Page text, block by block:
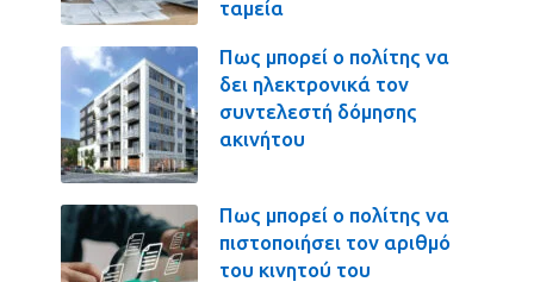
ταμεία
Πως μπορεί ο πολίτης να
δει ηλεκτρονικά τον
συντελεστή δόμησης
ακινήτου
Πως μπορεί ο πολίτης να
πιστοποιήσει τον αριθμό
του κινητού του